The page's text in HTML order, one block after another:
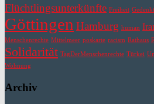
Flüchtlingsunterkünfte Freiheit
Göttingen Hamburg human
Menschenrechte Mittelmeer poskarte racism Rathaus
Solidarität TagDerMenschenrechte Türkei
Wohnung
Archiv